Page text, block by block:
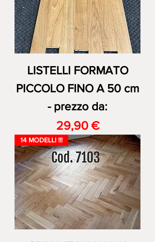
LISTELLI FORMATO
PICCOLO FINO A 50 cm
- prezzo da:
Prezzo
29,90 €
14 MODELLI !!!